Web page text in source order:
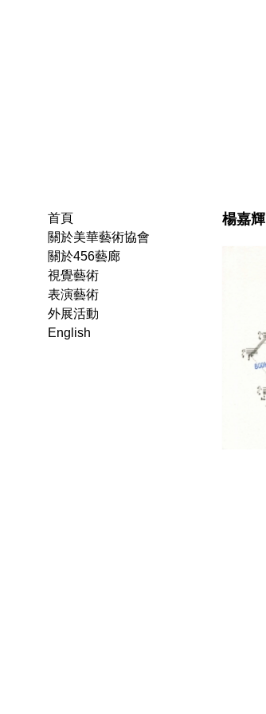
楊嘉輝
首頁
關於美華藝術協會
關於456藝廊
視覺藝術
表演藝術
外展活動
English